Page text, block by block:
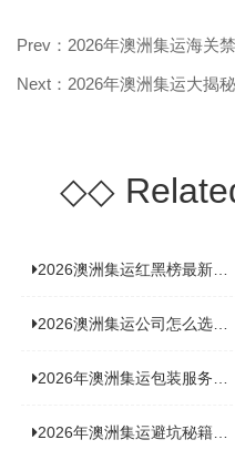
Next：2026年澳洲集运大揭
◇◇
2026澳洲集运红黑榜最新实测：5 家平台真实体验，华人留学生避坑指南
2026澳洲集运公司怎么选？实测5家热门渠道，奥飞国际物流凭什么圈粉无数
2026年澳洲集运包装服务揭秘：究竟好不好，答案即将揭晓！
2026年澳洲集运避坑秘籍大公开！这份避雷指南你不能错过